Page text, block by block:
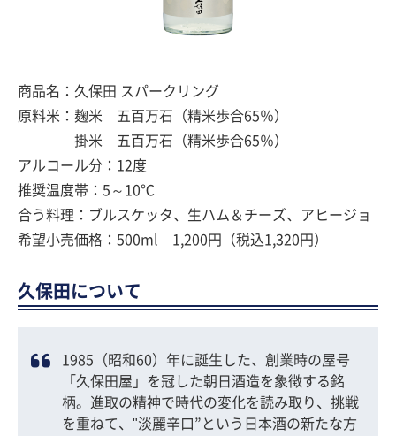
商品名：久保田 スパークリング
原料米：麹米 五百万石（精米歩合65％）
掛米 五百万石（精米歩合65％）
アルコール分：12度
推奨温度帯：5～10℃
合う料理：ブルスケッタ、生ハム＆チーズ、アヒージョ
希望小売価格：500ml 1,200円（税込1,320円）
久保田について
1985（昭和60）年に誕生した、創業時の屋号
「久保田屋」を冠した朝日酒造を象徴する銘
柄。進取の精神で時代の変化を読み取り、挑戦
を重ねて、"淡麗辛口”という日本酒の新たな方